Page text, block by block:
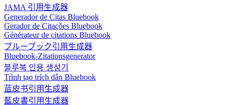
JAMA 引用生成器
Generador de Citas Bluebook
Gerador de Citações Bluebook
Générateur de citations Bluebook
ブルーブック引用生成器
Bluebook-Zitationsgenerator
블루북 인용 생성기
Trình tạo trích dẫn Bluebook
蓝皮书引用生成器
藍皮書引用生成器